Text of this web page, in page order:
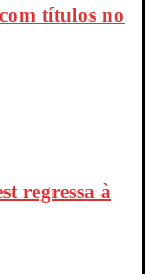
títulos no
regressa à